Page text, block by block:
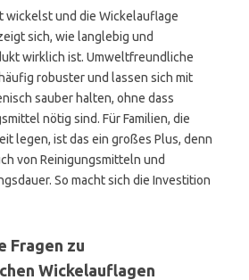
wickelst und die Wickelauflage
sich, wie langlebig und
wirklich ist. Umweltfreundliche
robuster und lassen sich mit
sauber halten, ohne dass
nötig sind. Für Familien, die
legen, ist das ein großes Plus, denn
von Reinigungsmitteln und
So macht sich die Investition
Fragen zu
Wickelauflagen